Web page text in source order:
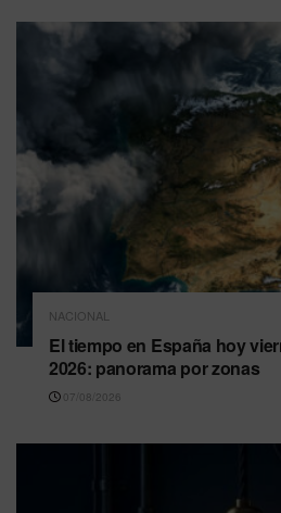
NACIONAL
El tiempo en España hoy
2026: panorama por zonas
07/08/2026